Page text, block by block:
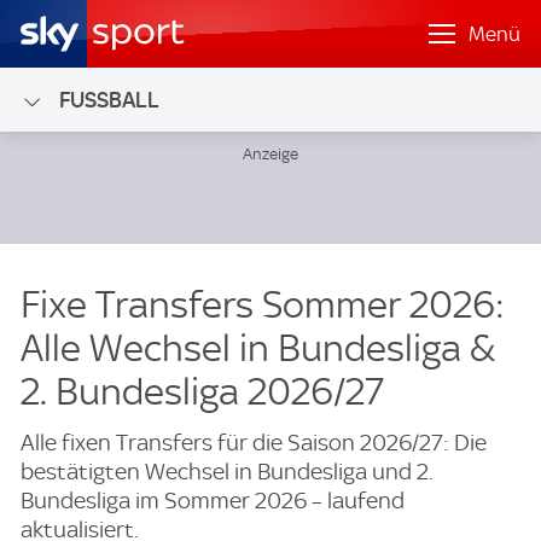
Menü
FUSSBALL
Fixe Transfers Sommer 2026:
Alle Wechsel in Bundesliga &
2. Bundesliga 2026/27
Alle fixen Transfers für die Saison 2026/27: Die
bestätigten Wechsel in Bundesliga und 2.
Bundesliga im Sommer 2026 – laufend
aktualisiert.